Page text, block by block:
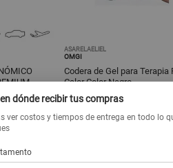
TECH PREMIUM
ASARELAELIEL
OMGI
Codera de Gel para Terapia
Calor Color Negro
s/ 69 .90
-30%
en dónde recibir tus compras
ver costos y tiempos de entrega en todo lo